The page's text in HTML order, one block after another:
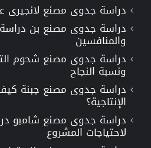
دراسة جدوى مصنع لانجيرى
دراسة جدوى مصنع بن دراسة
والمنافسين
دراسة جدوى مصنع شحوم
ونسبة النجاح
دراسة جدوى مصنع جبنة
الإنتاجية؟
دراسة جدوى مصنع شامبو
لاحتياجات المشروع